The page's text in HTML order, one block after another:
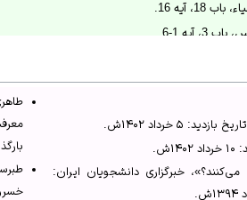
آیه 16.
آیه 1-6.
۵ خرداد ۱۴۰۲ش.
خبرگزاری دانشجویان ایران:
بارگذاری: ۲۷
خسرو،